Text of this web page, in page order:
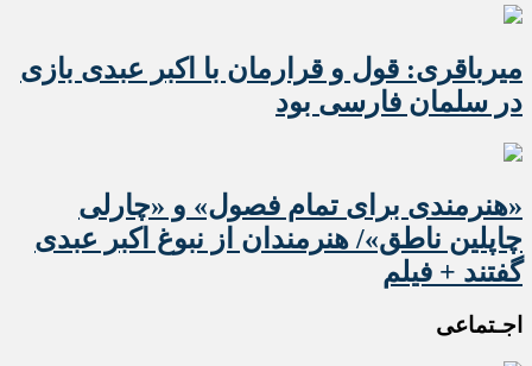
میرباقری: قول و قرارمان با اکبر عبدی بازی
در سلمان فارسی بود
«هنرمندی برای تمام فصول» و «چارلی
چاپلین ناطق»/ هنرمندان از نبوغ اکبر عبدی
گفتند + فیلم
اجـتماعی